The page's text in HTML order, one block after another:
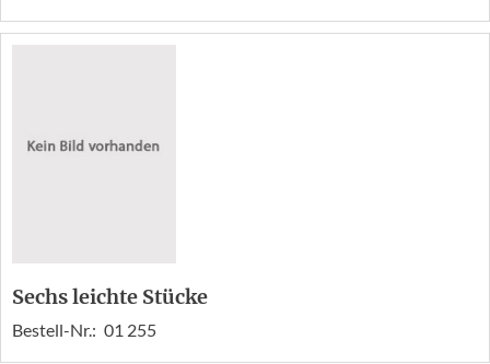
Sechs leichte Stücke
Bestell-Nr.: 01 255